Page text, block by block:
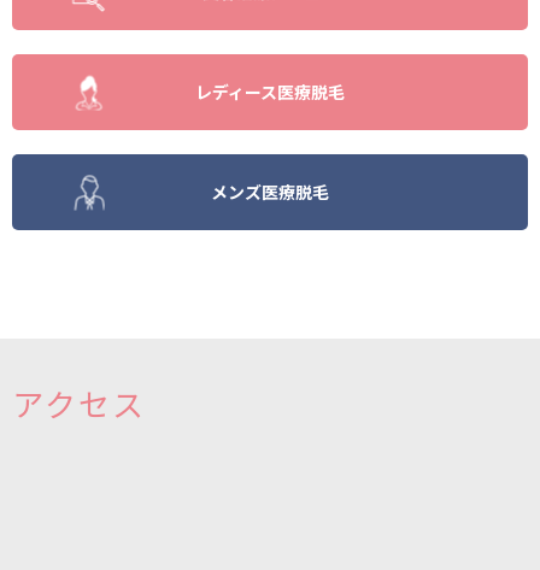
レディース医療脱毛
メンズ医療脱毛
アクセス